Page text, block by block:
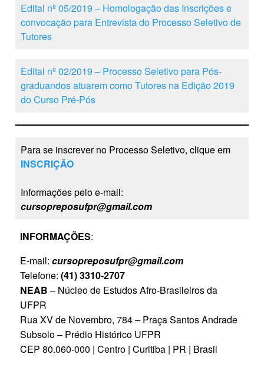
Edital nº 05/2019 – Homologação das Inscrições e
convocação para Entrevista do Processo Seletivo de
Tutores
Edital nº 02/2019 – Processo Seletivo para Pós-
graduandos atuarem como Tutores na Edição 2019
do Curso Pré-Pós
Para se inscrever no Processo Seletivo, clique em
INSCRIÇÃO
Informações pelo e-mail:
cursopreposufpr@gmail.com
INFORMAÇÕES:
E-mail: cursopreposufpr@gmail.com
Telefone: (41) 3310-2707
NEAB – Núcleo de Estudos Afro-Brasileiros da
UFPR
Rua XV de Novembro, 784 – Praça Santos Andrade
Subsolo – Prédio Histórico UFPR
CEP 80.060-000 | Centro | Curitiba | PR | Brasil